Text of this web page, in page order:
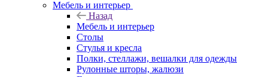
Мебель и интерьер
Назад
Мебель и интерьер
Столы
Стулья и кресла
Полки, стеллажи, вешалки для одежды
Рулонные шторы, жалюзи